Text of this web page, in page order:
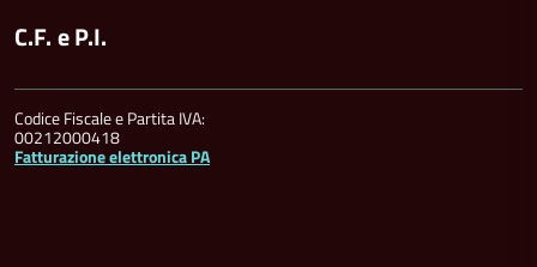
C.F. e P.I.
Codice Fiscale e Partita IVA:
00212000418
Fatturazione elettronica PA